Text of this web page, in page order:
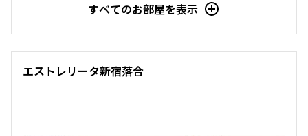
ペット可・相談
楽器可・相談
すべてのお部屋を表示
エストレリータ新宿落合